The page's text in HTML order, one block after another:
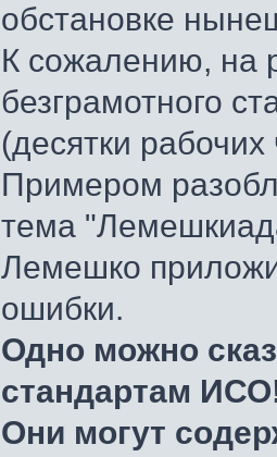
обстановке
К сожалению, на
безграмотного
(десятки рабочих
Примером
тема
Лемешко
ошибки.
Одно можно
стандартам
Они могут